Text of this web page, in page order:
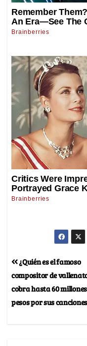
¿Quién es el famoso
compositor de
cobra hasta 60
pesos por sus